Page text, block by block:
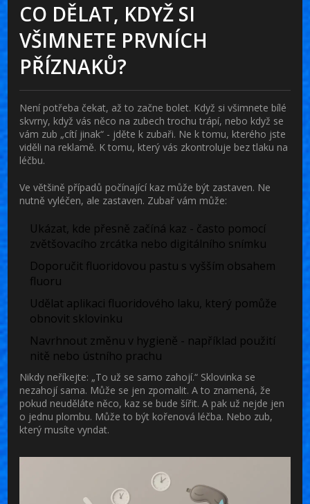
CO DĚLAT, KDYŽ SI
VŠIMNETE PRVNÍCH
PŘÍZNAKŮ?
Není potřeba čekat, až to začne bolet. Když si všimnete bílé
skvrny, když vás něco na zubech trochu trápí, nebo když se
vám zub „cítí jinak“ - jděte k zubaři. Ne k tomu, kterého jste
viděli na reklamě. K tomu, který vás zkontroluje bez tlaku na
léčbu.
Ve většině případů počínající kaz může být zastaven. Ne
nutně vyléčen, ale zastaven. Zubař vám může:
Ukázat, kde přesně začíná kaz - často pomocí
zvětšovacího zrcátka nebo digitálního snímku
Doporučit fluoridovou pastu s vyšším obsahem
fluoru
Udělat aplikaci fluoridového laku, který pomůže
obnovit sklovinku
Navrhnout změnu v hygieně - například použití
nitě nebo ústního prachu
Nikdy neříkejte: „To už se samo zahojí.“ Sklovinka se
nezahojí sama. Může se jen zpomalit. A to znamená, že
pokud neuděláte něco, kaz se bude šířit. A pak už nejde jen
o jednu plombu. Může to být kořenová léčba. Nebo zub,
který musíte vyndat.